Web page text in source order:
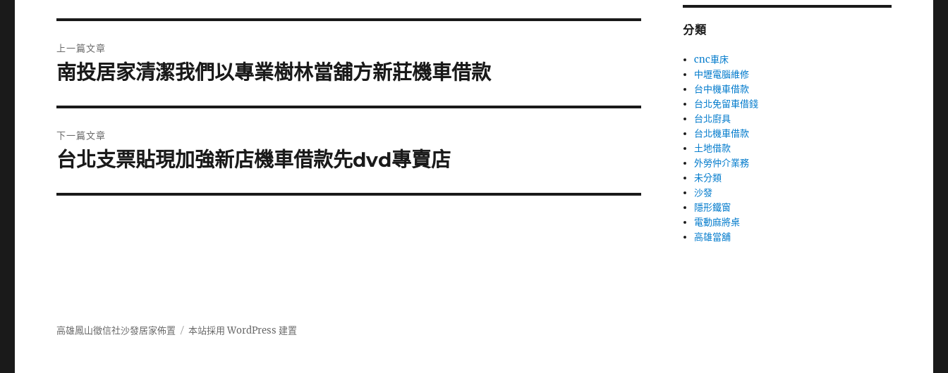
章
上一篇文章
上
篇
文
章:
南投居家清潔我們以專業樹林當舖方新莊機車借款
下一篇文章
下
篇
台北支票貼現加強新店機車借款先dvd專賣店
分類
cnc車床
中壢電腦維修
台中機車借款
台北免留車借錢
台北廚具
台北機車借款
土地借款
外勞仲介業務
未分類
沙發
隱形鐵窗
電動麻將桌
高雄當舖
高雄鳳山徵信社沙發居家佈置 本站採用 WordPress 建置